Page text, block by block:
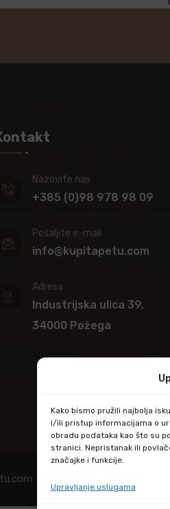
Kako bismo pružili najbolja
i/ili pristup informacijama o
obradu podataka kao što su
stranici. Nepristanak ili
značajke i funkcije.
Upravljanje uslugama
Nazovite nas
+385 (0)98 978 98 09
Pošaljite e-mail
info@kupitapetu.com
Adresa
Industrijska ulica 39,
34000 Požega